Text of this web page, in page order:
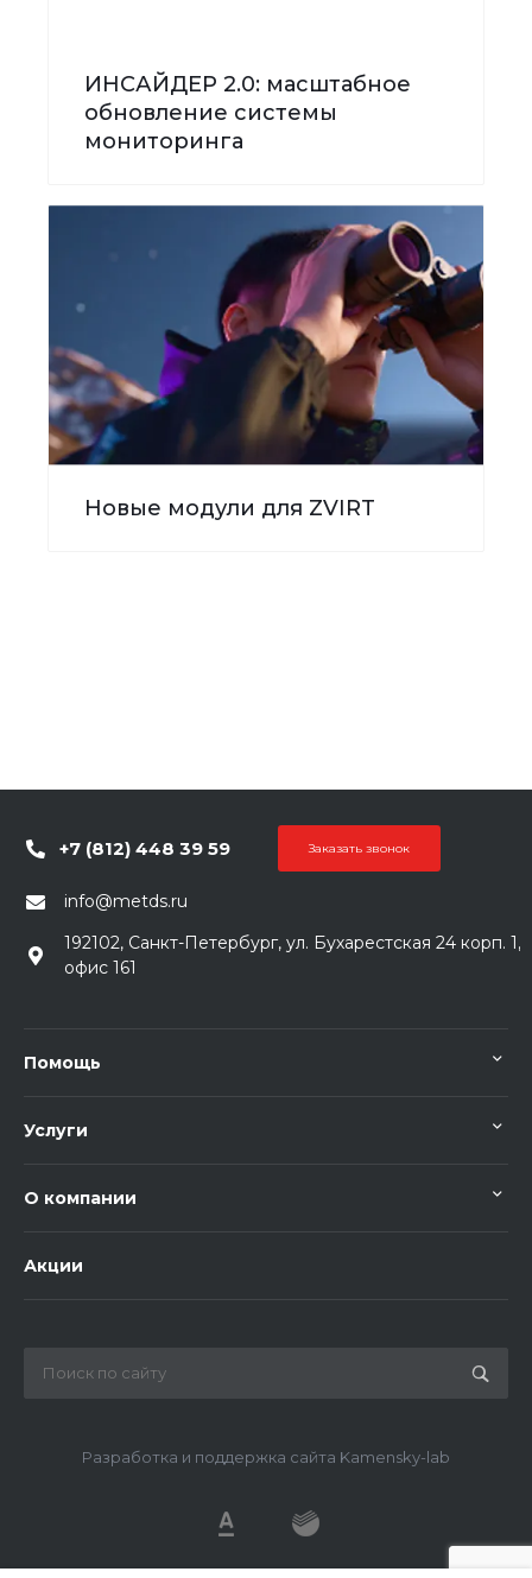
ИНСАЙДЕР 2.0: масштабное
обновление системы
мониторинга
Новые модули для ZVIRT
+7 (812) 448 39 59 Заказать звонок
info@metds.ru
192102, Санкт-Петербург, ул. Бухарестская 24 корп. 1,
офис 161
Помощь
Услуги
О компании
Акции
Разработка и поддержка сайта Kamensky-lab